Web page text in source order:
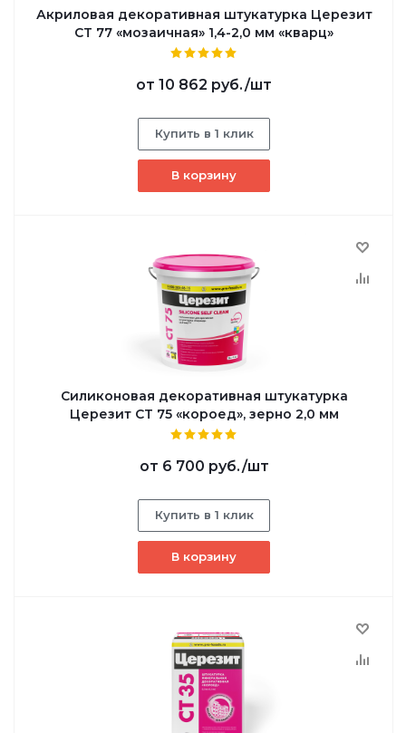
Акриловая декоративная штукатурка Церезит
CT 77 «мозаичная» 1,4-2,0 мм «кварц»
от 10 862 руб./шт
Купить в 1 клик
В корзину
Силиконовая декоративная штукатурка
Церезит CT 75 «короед», зерно 2,0 мм
от 6 700 руб./шт
Купить в 1 клик
В корзину